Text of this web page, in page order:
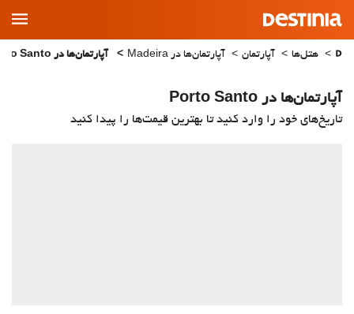
Main
Menu
هتل‌ها آپارتمان آپارتمان‌ها در Madeira آپارتمان‌ها در Porto Santo
آپارتمان‌ها در Porto Santo
تاریخ‌های خود را وارد کنید تا بهترین قیمت‌ها را پیدا کنید